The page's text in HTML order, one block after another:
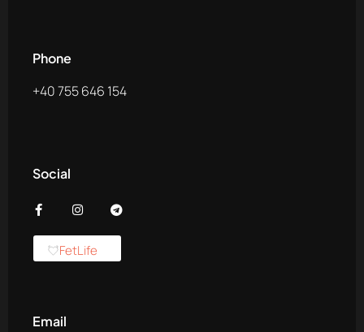
Phone
+40 755 646 154
Social
FetLife
Email